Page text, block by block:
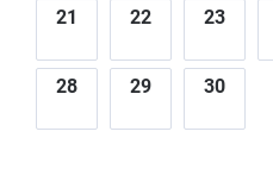
21 22 23
28 29 30